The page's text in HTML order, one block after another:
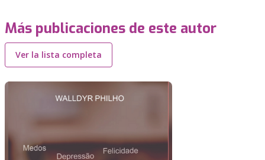
Más publicaciones de este autor
Ver la lista completa